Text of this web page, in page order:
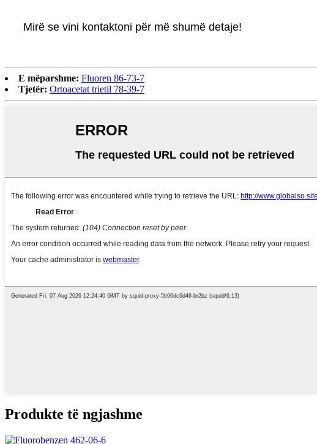
Mirë se vini kontaktoni për më shumë detaje!
E mëparshme: Fluoren 86-73-7
Tjetër: Ortoacetat trietil 78-39-7
Produkte të ngjashme